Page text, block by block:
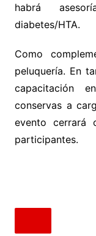
habrá
diabetes/HTA.
Como
peluquería. En
capacitación
conservas a
evento cerrará
participantes.